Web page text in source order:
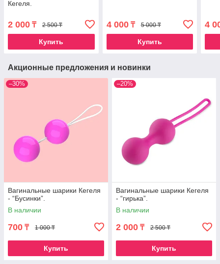
Кегеля.
2 000 ₸ 2 500 ₸
Купить
4 000₸ 5 000 ₸
Купить
4
Акционные предложения и новинки
–30%
Вагинальные шарики Кегеля
- “Бусинки”.
В наличии
700 ₸ 1 000 ₸
Купить
–20%
Вагинальные шарики Кегеля
- “гирька”.
В наличии
2 000 ₸ 2 500 ₸
Купить